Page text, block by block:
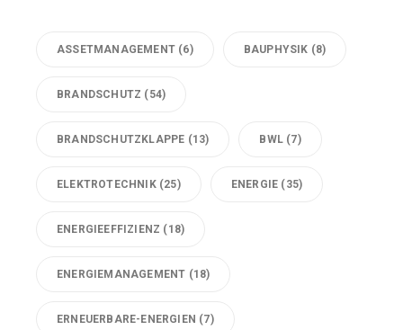
ASSETMANAGEMENT (6) BAUPHYSIK (8)
BRANDSCHUTZ (54)
BRANDSCHUTZKLAPPE (13) BWL (7)
ELEKTROTECHNIK(25) ENERGIE (35)
ENERGIEEFFIZIENZ (18)
ENERGIEMANAGEMENT (18)
ERNEUERBARE-ENERGIEN (7)